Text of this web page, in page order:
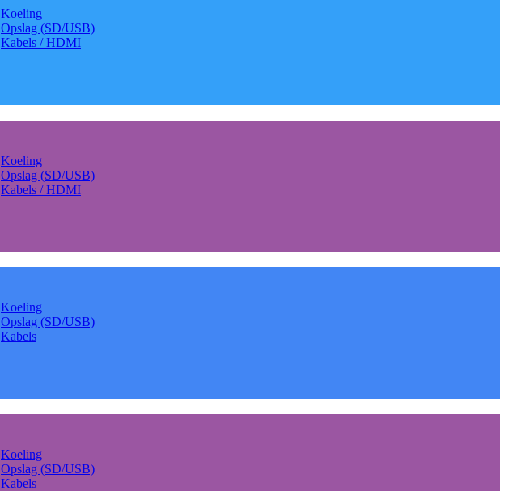
Koeling
Opslag (SD/USB)
Kabels / HDMI
Koeling
Opslag (SD/USB)
Kabels / HDMI
Koeling
Opslag (SD/USB)
Kabels
Koeling
Opslag (SD/USB)
Kabels